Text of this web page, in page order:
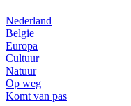
Nederland
Belgie
Europa
Cultuur
Natuur
Op weg
Komt van pas